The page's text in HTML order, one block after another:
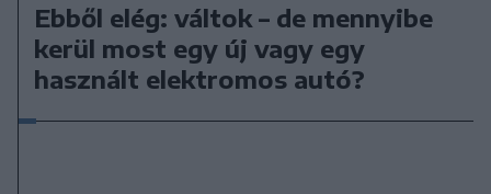
Ebből elég: váltok – de mennyibe
kerül most egy új vagy egy
használt elektromos autó?